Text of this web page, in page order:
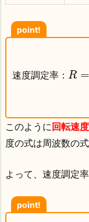
point!
速度調定率 ： R =
このように回転速
度の式は周波数の
よって、速度調定
point!